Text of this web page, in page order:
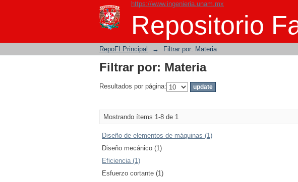
https://www.ingenieria.unam.mx
Repositorio
Filtrar por: Materia
RepoFI Principal → Filtrar por: Materia
Filtrar por: Materia
Resultados por página:
Mostrando ítems 1-8 de 1
Diseño de elementos de máquinas (1)
Diseño mecánico (1)
Eficiencia (1)
Esfuerzo cortante (1)